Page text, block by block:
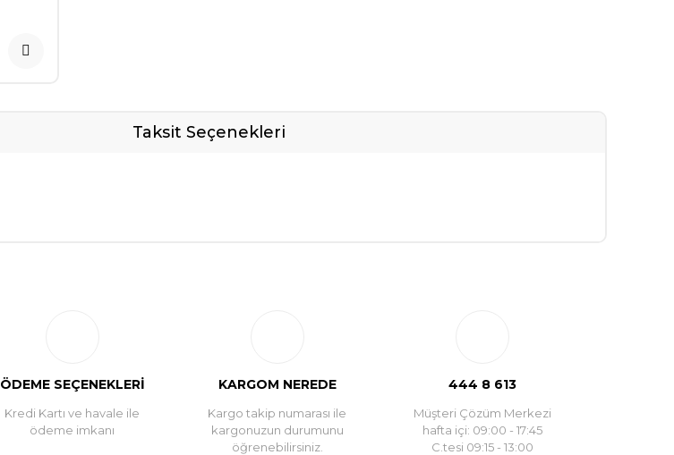
Taksit Seçenekleri
ÖDEME SEÇENEKLERİ
Kredi Kartı ve havale ile
ödeme imkanı
KARGOM NEREDE
Kargo takip numarası ile
kargonuzun durumunu
öğrenebilirsiniz.
444 8 613
Müşteri Çözüm Merkezi
hafta içi: 09:00 - 17:45
C.tesi 09:15 - 13:00